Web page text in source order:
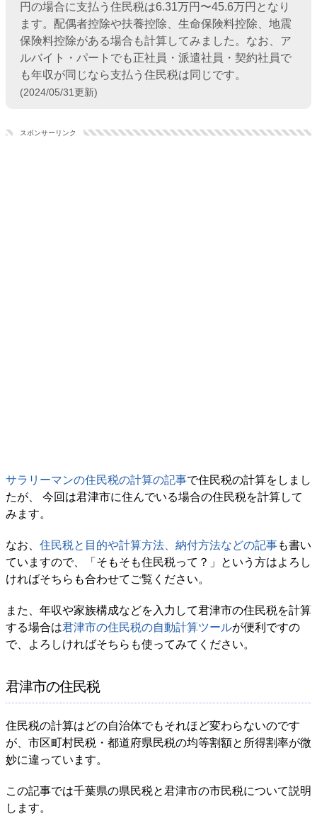
円の場合に支払う住民税は6.31万円〜45.6万円となり
ます。配偶者控除や扶養控除、生命保険料控除、地震
保険料控除がある場合も計算してみました。なお、ア
ルバイト・パートでも正社員・派遣社員・契約社員で
も年収が同じなら支払う住民税は同じです。
(2024/05/31更新)
スポンサーリンク
サラリーマンの住民税の計算の記事で住民税の計算をしまし
たが、 今回は君津市に住んでいる場合の住民税を計算して
みます。
なお、 住民税と目的や計算方法、納付方法などの記事も書い
ていますので、「そもそも住民税って？」という方はよろし
ければそちらも合わせてご覧ください。
また、年収や家族構成などを入力して君津市の住民税を計算
する場合は君津市の住民税の自動計算ツールが便利ですの
で、よろしければそちらも使ってみてください。
君津市の住民税
住民税の計算はどの自治体でもそれほど変わらないのです
が、市区町村民税・都道府県民税の均等割額と所得割率が微
妙に違っています。
この記事では千葉県の県民税と君津市の市民税について説明
します。